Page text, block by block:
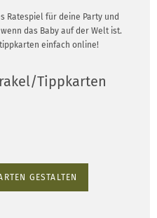
Ratespiel für deine Party und
das Baby auf der Welt ist.
einfach online!
Tippkarten
GESTALTEN